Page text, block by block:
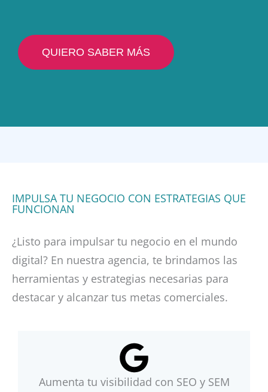
QUIERO SABER MÁS
IMPULSA TU NEGOCIO CON ESTRATEGIAS QUE
FUNCIONAN
¿Listo para impulsar tu negocio en el mundo
digital? En nuestra agencia, te brindamos las
herramientas y estrategias necesarias para
destacar y alcanzar tus metas comerciales.
Aumenta tu visibilidad con SEO y SEM